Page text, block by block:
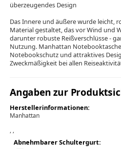
überzeugendes Design
Das Innere und äußere wurde leicht,
Material gestaltet, das vor Wind und
darunter robuste Reißverschlüsse -
Nutzung. Manhattan
Notebookschutz und attraktives
Zweckmäßigkeit bei allen
Angaben zur
Herstellerinformationen:
Manhattan
, ,
Abnehmbarer Schultergurt: